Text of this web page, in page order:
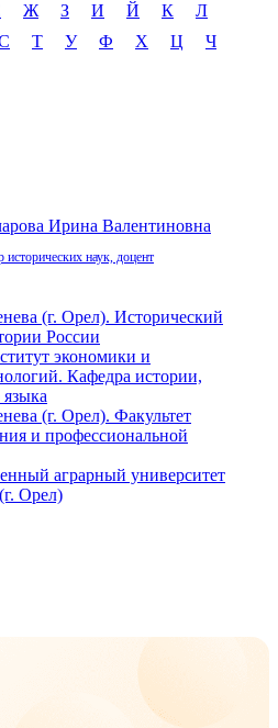
Ж З И Й К
Л
Т У Ф Х Ц
Ч
Ирина Валентиновна
исторических наук, доцент
(г. Орел). Исторический
России
экономики и
Кафедра истории,
(г. Орел). Факультет
и профессиональной
аграрный университет
Орел)